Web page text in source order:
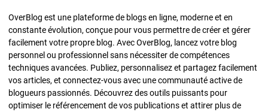
OverBlog est une plateforme de blogs en ligne, moderne et en
constante évolution, conçue pour vous permettre de créer et gérer
facilement votre propre blog. Avec OverBlog, lancez votre blog
personnel ou professionnel sans nécessiter de compétences
techniques avancées. Publiez, personnalisez et partagez facilement
vos articles, et connectez-vous avec une communauté active de
blogueurs passionnés. Découvrez des outils puissants pour
optimiser le référencement de vos publications et attirer plus de